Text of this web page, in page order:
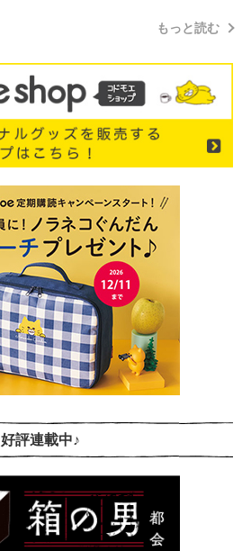
もっと読む
好評連載中♪